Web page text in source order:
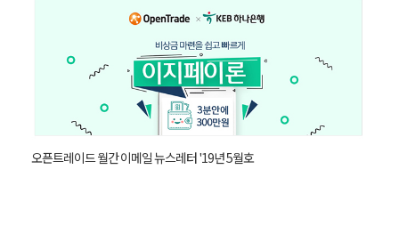
오픈트레이드 월간 이메일 뉴스레터 '19년 5월호